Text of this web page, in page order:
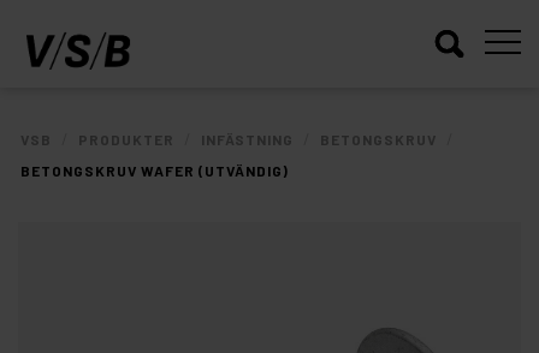
VSB PRODUKTER INFÄSTNING BETONGSKRUV
BETONGSKRUV WAFER (UTVÄNDIG)